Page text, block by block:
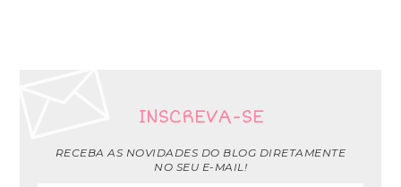
INSCREVA-SE
RECEBA AS NOVIDADES DO BLOG DIRETAMENTE
NO SEU E-MAIL!